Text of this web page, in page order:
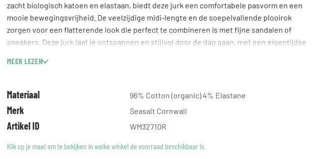
zacht biologisch katoen en elastaan, biedt deze jurk een comfortabele pasvorm en een
mooie bewegingsvrijheid. De veelzijdige midi-lengte en de soepelvallende plooirok
zorgen voor een flatterende look die perfect te combineren is met fijne sandalen of
sneakers. Deze jurk laat je ontspannen en stijlvol door de dag gaan, met een eigentijdse
MEER LEZEN
Materiaal 96% Cotton (organic) 4% Elastane
Merk Seasalt Cornwall
Artikel ID WM32710R
Klik op je maat om te bekijken in welke winkel de voorraad beschikbaar is.